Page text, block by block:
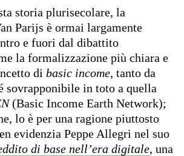
storia plurisecolare, la
Parijs è ormai largamente
e fuori dal dibattito
la formalizzazione più chiara e
di basic income, tanto da
sovrapponibile in toto a quella
(Basic Income Earth Network);
lo è per una ragione piuttosto
evidenzia Peppe Allegri nel suo
di base nell’era digitale, una